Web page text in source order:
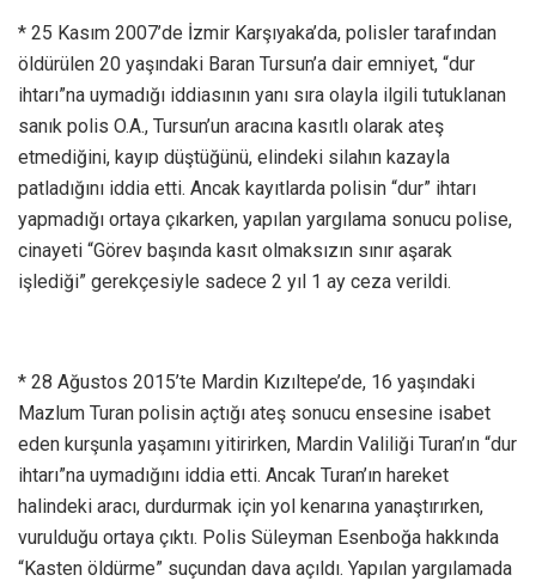
* 25 Kasım 2007’de İzmir Karşıyaka’da, polisler tarafından
öldürülen 20 yaşındaki Baran Tursun’a dair emniyet, “dur
ihtarı”na uymadığı iddiasının yanı sıra olayla ilgili tutuklanan
sanık polis O.A., Tursun’un aracına kasıtlı olarak ateş
etmediğini, kayıp düştüğünü, elindeki silahın kazayla
patladığını iddia etti. Ancak kayıtlarda polisin “dur” ihtarı
yapmadığı ortaya çıkarken, yapılan yargılama sonucu polise,
cinayeti “Görev başında kasıt olmaksızın sınır aşarak
işlediği” gerekçesiyle sadece 2 yıl 1 ay ceza verildi.
* 28 Ağustos 2015’te Mardin Kızıltepe’de, 16 yaşındaki
Mazlum Turan polisin açtığı ateş sonucu ensesine isabet
eden kurşunla yaşamını yitirirken, Mardin Valiliği Turan’ın “dur
ihtarı”na uymadığını iddia etti. Ancak Turan’ın hareket
halindeki aracı, durdurmak için yol kenarına yanaştırırken,
vurulduğu ortaya çıktı. Polis Süleyman Esenboğa hakkında
“Kasten öldürme” suçundan dava açıldı. Yapılan yargılamada